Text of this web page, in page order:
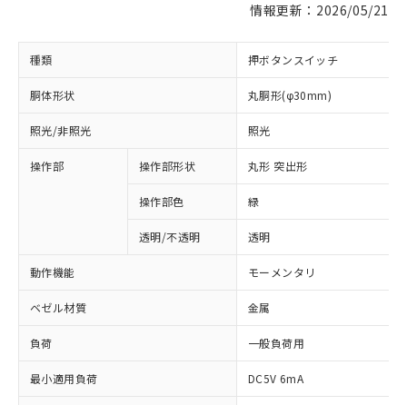
情報更新：2026/05/21
種類 押ボタンスイッチ
胴体形状 丸胴形(φ30mm)
照光/非照光 照光
操作部 操作部形状 丸形 突出形
操作部色 緑
透明/不透明 透明
動作機能 モーメンタリ
ベゼル材質 金属
負荷 一般負荷用
最小適用負荷 DC5V 6mA